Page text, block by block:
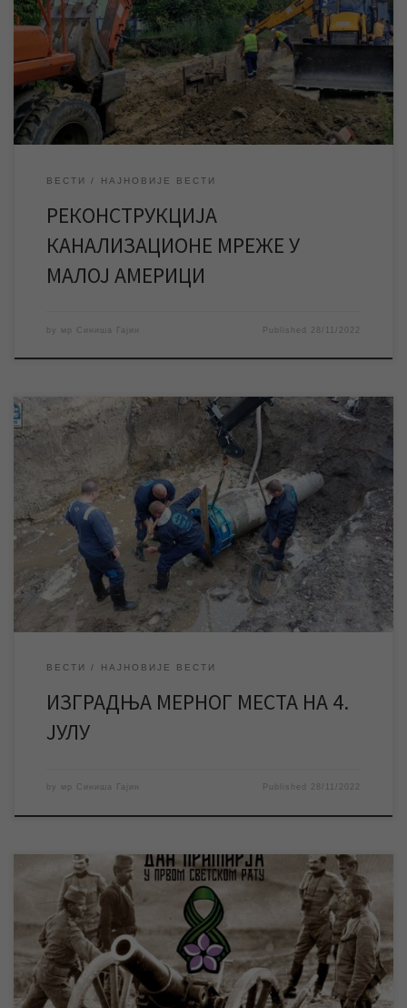
канализационе мреже у Малој Америци, односно у улици
Ђорђа Стратимировића на потезу између улица Раде Кончара
и Стевице Јовановића. Због извођења радова доћи ће до
промене режима саобраћаја за моторна возила. ЈКП
„Водовод и канализација“ Зрењанин […]
ВЕСТИ НАЈНОВИЈЕ ВЕСТИ
РЕКОНСТРУКЦИЈА
КАНАЛИЗАЦИОНЕ МРЕЖЕ У
МАЛОЈ АМЕРИЦИ
by мр Синиша Гајин Published 28/11/2022
У циљу унапређења водоводне инфраструктуре у уторак 29.
новембра ЈКП „Водовод и канализација“ Зрењанин изводиће
радове на изградњи мерног места на главном воду водоводне
мреже у градском насељу 4. јули, због чега ће у истом доћи до
прекида водоснабдевања. У уторак 29. новембра ЈКП
„Водовод и канализација“ Зрењанин изводиће радове […]
ВЕСТИ НАЈНОВИЈЕ ВЕСТИ
ИЗГРАДЊА МЕРНОГ МЕСТА НА 4.
ЈУЛУ
by мр Синиша Гајин Published 28/11/2022
У петак 11. новеmбра неће радити службе и шалтери у
Корисничком центру, као ни наплатна места у граду. За време
празника дежуран је број за пријаву кварова и екипе за
интервенције на јавним мрежама. За време предстојећег
државног празника “Дан примирја у Првом светском рату“, у